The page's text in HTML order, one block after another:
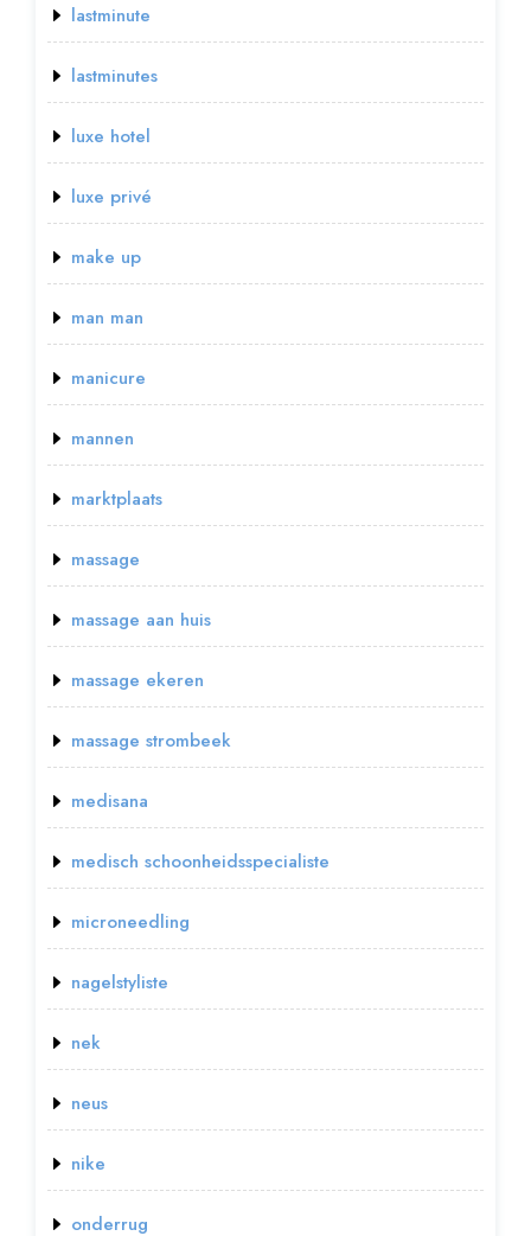
lastminute
lastminutes
luxe hotel
luxe privé
make up
man man
manicure
mannen
marktplaats
massage
massage aan huis
massage ekeren
massage strombeek
medisana
medisch schoonheidsspecialiste
microneedling
nagelstyliste
nek
neus
nike
onderrug